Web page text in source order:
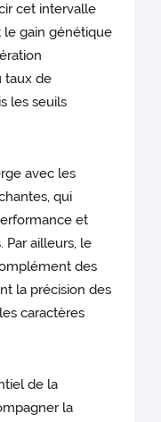
cet intervalle
le gain génétique
taux de
les seuils
avec les
qui
et
Par ailleurs, le
des
la précision des
caractères
de la
la